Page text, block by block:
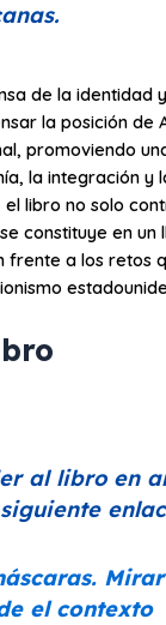
de la identidad
la posición de
promoviendo
la integración y
el libro no solo
constituye en un
frente a los retos
al libro en
el contexto